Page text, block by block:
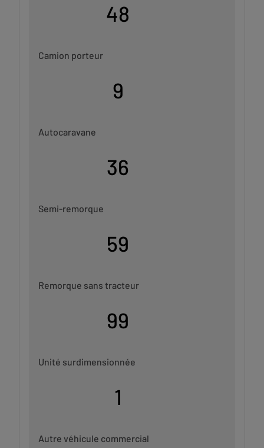
48
Camion porteur
9
Autocaravane
36
Semi-remorque
59
Remorque sans tracteur
99
Unité surdimensionnée
1
Autre véhicule commercial